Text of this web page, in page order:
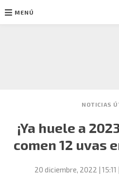
MENÚ
NOTICIAS
¡Ya huele a
comen 12 uvas
20 diciembre, 2022 | 15:11